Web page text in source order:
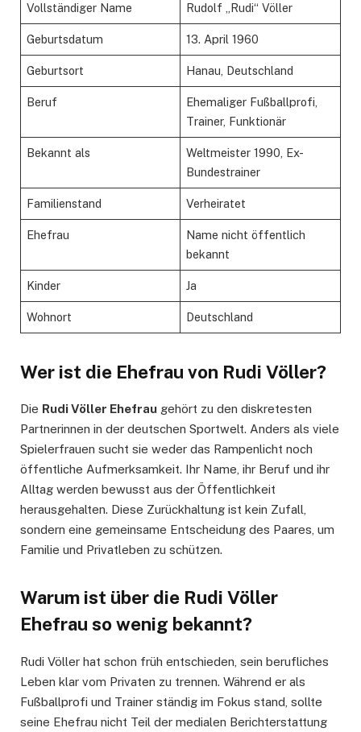
Vollständiger Name Rudolf „Rudi“ Völler
Geburtsdatum 13. April 1960
Geburtsort Hanau, Deutschland
Beruf
Ehemaliger Fußballprofi,
Trainer, Funktionär
Bekannt als
Weltmeister 1990, Ex-
Bundestrainer
Familienstand Verheiratet
Ehefrau
Name nicht öffentlich
bekannt
Kinder Ja
Wohnort Deutschland
Wer ist die Ehefrau von Rudi Völler?
Die Rudi Völler Ehefrau gehört zu den diskretesten
Partnerinnen in der deutschen Sportwelt. Anders als viele
Spielerfrauen sucht sie weder das Rampenlicht noch
öffentliche Aufmerksamkeit. Ihr Name, ihr Beruf und ihr
Alltag werden bewusst aus der Öffentlichkeit
herausgehalten. Diese Zurückhaltung ist kein Zufall,
sondern eine gemeinsame Entscheidung des Paares, um
Familie und Privatleben zu schützen.
Warum ist über die Rudi Völler
Ehefrau so wenig bekannt?
Rudi Völler hat schon früh entschieden, sein berufliches
Leben klar vom Privaten zu trennen. Während er als
Fußballprofi und Trainer ständig im Fokus stand, sollte
seine Ehefrau nicht Teil der medialen Berichterstattung